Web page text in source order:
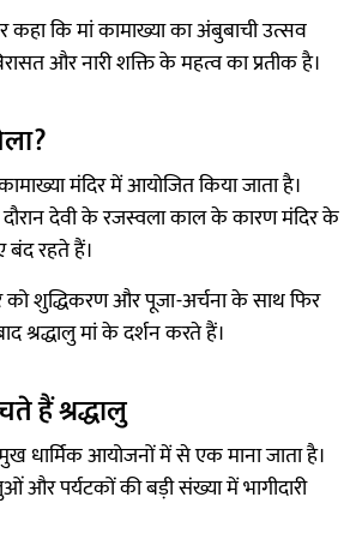
कहा कि मां कामाख्या का अंबुबाची उत्सव
और नारी शक्ति के महत्व का प्रतीक है।
मंदिर में आयोजित किया जाता है।
देवी के रजस्वला काल के कारण मंदिर के
रहते हैं।
शुद्धिकरण और पूजा-अर्चना के साथ फिर
श्रद्धालु मां के दर्शन करते हैं।
हैं श्रद्धालु
धार्मिक आयोजनों में से एक माना जाता है।
और पर्यटकों की बड़ी संख्या में भागीदारी